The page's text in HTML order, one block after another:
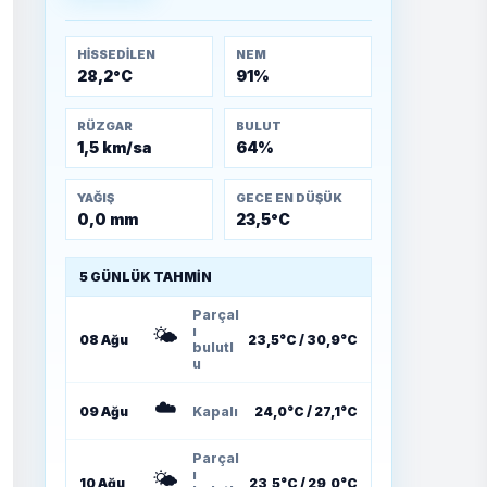
HISSEDILEN
28,2°C
NEM
91%
RÜZGAR
1,5 km/sa
BULUT
64%
YAĞIŞ
0,0 mm
GECE EN DÜŞÜK
23,5°C
5 GÜNLÜK TAHMIN
08 Ağu 🌤️
Parçal
ı
bulutl
u
23,5°C / 30,9°C
09 Ağu ☁️ Kapalı 24,0°C / 27,1°C
10 Ağu 🌤️
Parçal
ı
23,5°C / 29,0°C